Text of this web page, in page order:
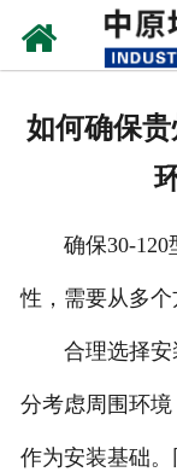
如何确保
确保30-120
性，需要从多个
合理选择安
分考虑周围环
作为安装基础